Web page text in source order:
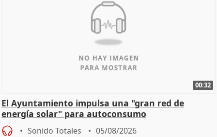
00:32
El Ayuntamiento impulsa una "gran red de
energía solar" para autoconsumo
Sonido Totales 05/08/2026